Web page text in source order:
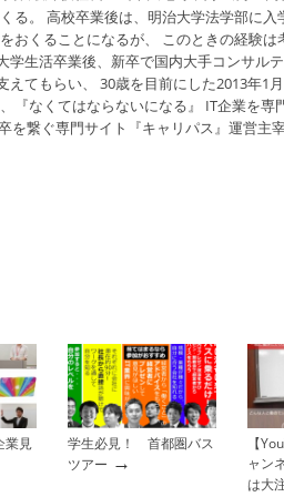
る。 高校卒業後は、明治大学法学部に入
おくることになるが、 このときの経験は
学生活卒業後、新卒で国内大手コンサル
えてもらい、 30歳を目前にした2013年1
『なくてはならないになる』 IT企業を専
を繋ぐ専門サイト『キャリパス』運営主
業見
学生必見！ 首都圏バス
ツアー →
【
ャン
は大